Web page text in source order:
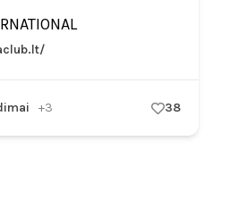
+3 38